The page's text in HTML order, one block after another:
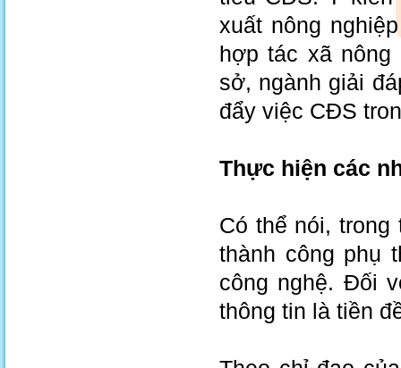
xuất nông
hợp tác xã nông
sở, ngành giải
đẩy việc CĐS
Thực hiện các
Có thể nói,
thành công phụ
công nghệ. Đối
thông tin là tiền